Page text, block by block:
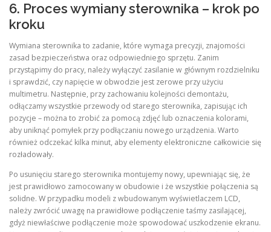
6. Proces wymiany sterownika – krok po
kroku
Wymiana sterownika to zadanie, które wymaga precyzji, znajomości
zasad bezpieczeństwa oraz odpowiedniego sprzętu. Zanim
przystąpimy do pracy, należy wyłączyć zasilanie w głównym rozdzielniku
i sprawdzić, czy napięcie w obwodzie jest zerowe przy użyciu
multimetru. Następnie, przy zachowaniu kolejności demontażu,
odłączamy wszystkie przewody od starego sterownika, zapisując ich
pozycje – można to zrobić za pomocą zdjęć lub oznaczenia kolorami,
aby uniknąć pomyłek przy podłączaniu nowego urządzenia. Warto
również odczekać kilka minut, aby elementy elektroniczne całkowicie się
rozładowały.
Po usunięciu starego sterownika montujemy nowy, upewniając się, że
jest prawidłowo zamocowany w obudowie i że wszystkie połączenia są
solidne. W przypadku modeli z wbudowanym wyświetlaczem LCD,
należy zwrócić uwagę na prawidłowe podłączenie taśmy zasilającej,
gdyż niewłaściwe podłączenie może spowodować uszkodzenie ekranu.